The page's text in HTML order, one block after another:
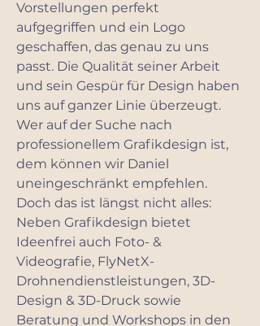
Vorstellungen perfekt
aufgegriffen und ein Logo
geschaffen, das genau zu uns
passt. Die Qualität seiner Arbeit
und sein Gespür für Design haben
uns auf ganzer Linie überzeugt.
Wer auf der Suche nach
professionellem Grafikdesign ist,
dem können wir Daniel
uneingeschränkt empfehlen.
Doch das ist längst nicht alles:
Neben Grafikdesign bietet
Ideenfrei auch Foto- &
Videografie, FlyNetX-
Drohnendienstleistungen, 3D-
Design & 3D-Druck sowie
Beratung und Workshops in den